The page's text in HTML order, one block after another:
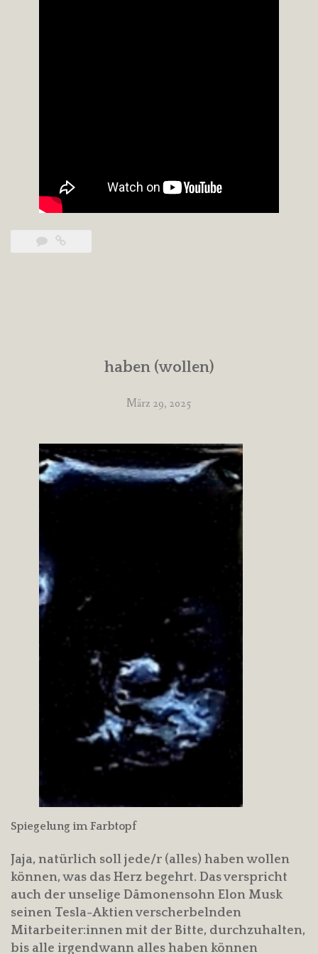
haben (wollen)
März 29, 2025
Spiegelung im Farbtopf
Jaja, natürlich soll jede/r (alles) haben wollen
können, was das Herz begehrt. Das verspricht
auch der unselige Dämonensohn Elon Musk
seinen Tesla-Aktien verscherbelnden
Mitarbeiter:innen mit der Bitte, durchzuhalten,
bis alle irgendwann alles haben können